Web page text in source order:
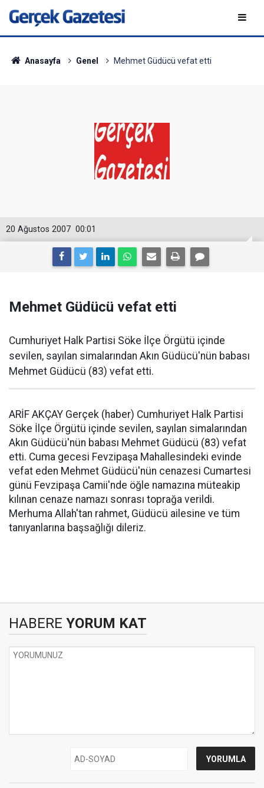
Anasayfa Genel Mehmet Güdücü vefat etti
00:01
20 Ağustos 2007
Mehmet Güdücü vefat etti
Cumhuriyet Halk Partisi Söke İlçe Örgütü içinde
sevilen, sayılan simalarından Akın Güdücü'nün babası
Mehmet Güdücü (83) vefat etti.
ARİF AKÇAY Gerçek (haber) Cumhuriyet Halk Partisi
Söke İlçe Örgütü içinde sevilen, sayılan simalarından
Akın Güdücü'nün babası Mehmet Güdücü (83) vefat
etti. Cuma gecesi Fevzipaşa Mahallesindeki evinde
vefat eden Mehmet Güdücü'nün cenazesi Cumartesi
günü Fevzipaşa Camii'nde öğle namazına müteakip
kılınan cenaze namazı sonrası toprağa verildi.
Merhuma Allah'tan rahmet, Güdücü ailesine ve tüm
tanıyanlarına başsağlığı dileriz.
HABERE YORUM KAT